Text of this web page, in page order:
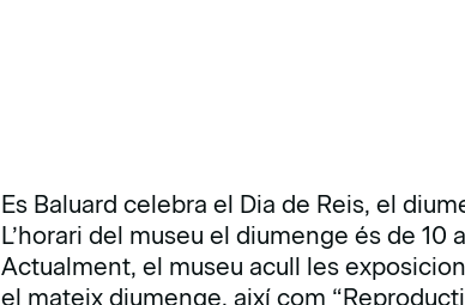
Es Baluard celebra el Dia de Reis, el
L’horari del museu el diumenge és de 10
Actualment, el museu acull les
el mateix diumenge, així com